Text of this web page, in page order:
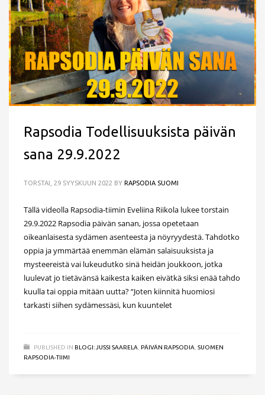
Rapsodia Todellisuuksista päivän
sana 29.9.2022
TORSTAI, 29 SYYSKUUN 2022 BY RAPSODIA SUOMI
Tällä videolla Rapsodia-tiimin Eveliina Riikola lukee torstain
29.9.2022 Rapsodia päivän sanan, jossa opetetaan
oikeanlaisesta sydämen asenteesta ja nöyryydestä. Tahdotko
oppia ja ymmärtää enemmän elämän salaisuuksista ja
mysteereistä vai lukeudutko sinä heidän joukkoon, jotka
luulevat jo tietävänsä kaikesta kaiken eivätkä siksi enää tahdo
kuulla tai oppia mitään uutta? “Joten kiinnitä huomiosi
tarkasti siihen sydämessäsi, kun kuuntelet
PUBLISHED IN BLOGI: JUSSI SAARELA PÄIVÄN RAPSODIA SUOMEN
RAPSODIA-TIIMI